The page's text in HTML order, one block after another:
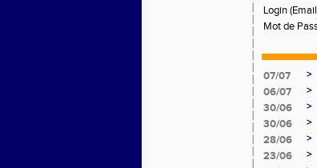
Login
Mot de
07/07 >
06/07
>
30/06
>
30/06
>
28/06
>
23/06
>